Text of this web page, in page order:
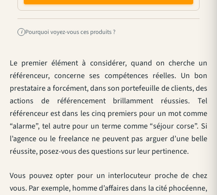
i Pourquoi voyez-vous ces produits ?
Le premier élément à considérer, quand on cherche un
référenceur, concerne ses compétences réelles. Un bon
prestataire a forcément, dans son portefeuille de clients, des
actions de référencement brillamment réussies. Tel
référenceur est dans les cinq premiers pour un mot comme
“alarme”, tel autre pour un terme comme “séjour corse”. Si
l’agence ou le freelance ne peuvent pas arguer d’une belle
réussite, posez-vous des questions sur leur pertinence.
Vous pouvez opter pour un interlocuteur proche de chez
vous. Par exemple, homme d’affaires dans la cité phocéenne,